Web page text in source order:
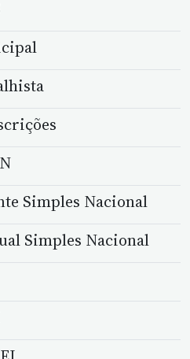
Simples Nacional
Simples Nacional